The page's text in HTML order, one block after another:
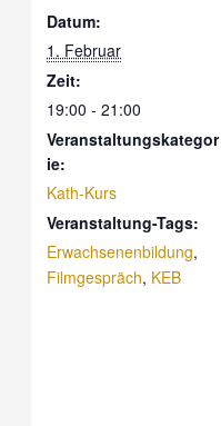
Datum:
1. Februar
Zeit:
19:00 - 21:00
Veranstaltungskategor
ie:
Kath-Kurs
Veranstaltung-Tags:
Erwachsenenbildung,
Filmgespräch, KEB